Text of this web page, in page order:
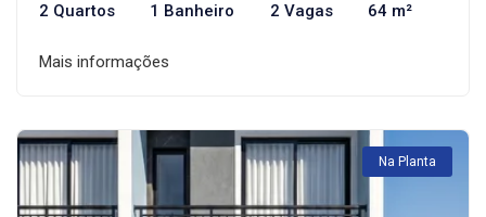
2 Quartos 1 Banheiro 2 Vagas 64 m²
Mais informações
Na Planta